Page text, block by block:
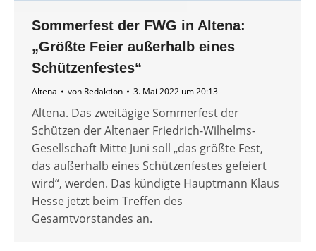
Sommerfest der FWG in Altena:
„Größte Feier außerhalb eines
Schützenfestes“
Altena von Redaktion 3. Mai 2022 um 20:13
Altena. Das zweitägige Sommerfest der
Schützen der Altenaer Friedrich-Wilhelms-
Gesellschaft Mitte Juni soll „das größte Fest,
das außerhalb eines Schützenfestes gefeiert
wird“, werden. Das kündigte Hauptmann Klaus
Hesse jetzt beim Treffen des
Gesamtvorstandes an.